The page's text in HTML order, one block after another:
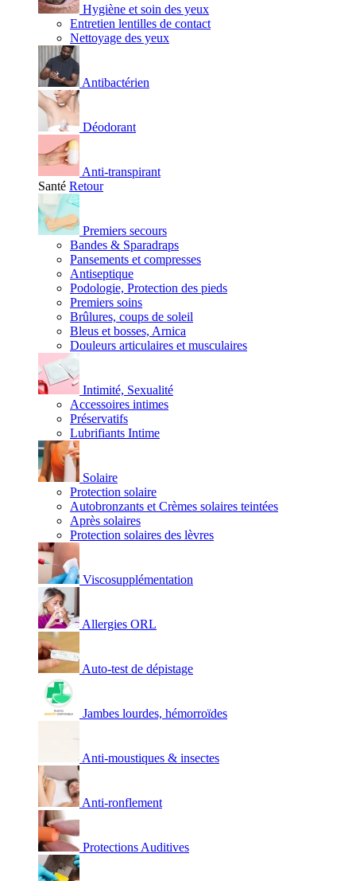
Hygiène et soin des yeux
Entretien lentilles de contact
Nettoyage des yeux
Antibactérien
Déodorant
Anti-transpirant
Santé Retour
Premiers secours
Bandes & Sparadraps
Pansements et compresses
Antiseptique
Podologie, Protection des pieds
Premiers soins
Brûlures, coups de soleil
Bleus et bosses, Arnica
Douleurs articulaires et musculaires
Intimité, Sexualité
Accessoires intimes
Préservatifs
Lubrifiants Intime
Solaire
Protection solaire
Autobronzants et Crèmes solaires teintées
Après solaires
Protection solaires des lèvres
Viscosupplémentation
Allergies ORL
Auto-test de dépistage
Jambes lourdes, hémorroïdes
Anti-moustiques & insectes
Anti-ronflement
Protections Auditives